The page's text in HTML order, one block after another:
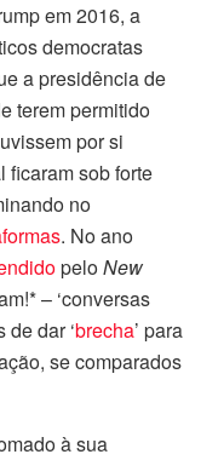
em 2016, a
democratas
a presidência de
terem permitido
por si
ficaram sob forte
no
. No ano
peloNew
– ‘conversas
dar ‘brecha’ para
se comparados
à sua